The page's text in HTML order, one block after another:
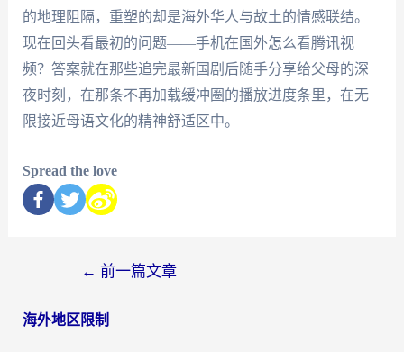
的地理阻隔，重塑的却是海外华人与故土的情感联结。
现在回头看最初的问题——手机在国外怎么看腾讯视
频？答案就在那些追完最新国剧后随手分享给父母的深
夜时刻，在那条不再加载缓冲圈的播放进度条里，在无
限接近母语文化的精神舒适区中。
Spread the love
← 前一篇文章
海外地区限制